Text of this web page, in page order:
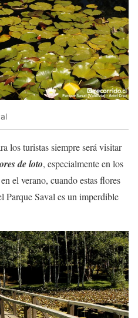
los turistas siempre será visitar
de loto, especialmente en los
el verano, cuando estas flores
Parque Saval es un imperdible